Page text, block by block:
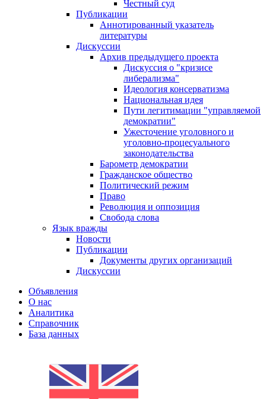
Честный суд
Публикации
Аннотированный указатель
литературы
Дискуссии
Архив предыдущего проекта
Дискуссия о "кризисе
либерализма"
Идеология консерватизма
Национальная идея
Пути легитимации "управляемой
демократии"
Ужесточение уголовного и
уголовно-процесуального
законодательства
Барометр демократии
Гражданское общество
Политический режим
Право
Революция и оппозиция
Свобода слова
Язык вражды
Новости
Публикации
Документы других организаций
Дискуссии
Объявления
О нас
Аналитика
Справочник
База данных